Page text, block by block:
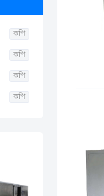
কপি
কপি
কপি
কপি